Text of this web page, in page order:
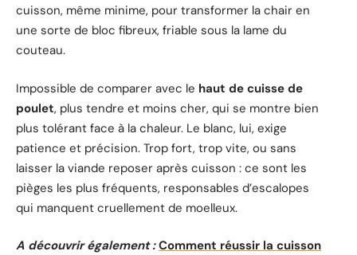
cuisson, même minime, pour transformer la chair en
une sorte de bloc fibreux, friable sous la lame du
couteau.
Impossible de comparer avec le haut de cuisse de
poulet, plus tendre et moins cher, qui se montre bien
plus tolérant face à la chaleur. Le blanc, lui, exige
patience et précision. Trop fort, trop vite, ou sans
laisser la viande reposer après cuisson : ce sont les
pièges les plus fréquents, responsables d’escalopes
qui manquent cruellement de moelleux.
A découvrir également : Comment réussir la cuisson